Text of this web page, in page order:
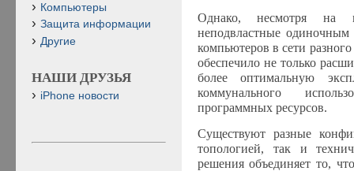
Однако, несмотря на
неподвластные
компьютеров в сети
обеспечило не только
более оптимальную
коммунального
программных ресурсов.
Существуют разные
топологией, так и
решения объединяет то,
Компьютеры
Защита информации
Другие
НАШИ ДРУЗЬЯ
iPhone новости